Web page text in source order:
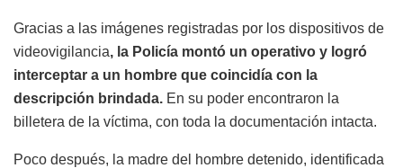
Gracias a las imágenes registradas por los dispositivos de
videovigilancia, la Policía montó un operativo y logró
interceptar a un hombre que coincidía con la
descripción brindada. En su poder encontraron la
billetera de la víctima, con toda la documentación intacta.
Poco después, la madre del hombre detenido, identificada